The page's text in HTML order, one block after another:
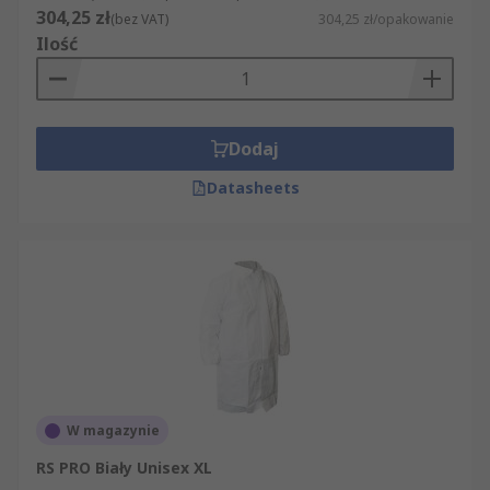
304,25 zł(bez VAT) 304,25 zł/opakowanie
Ilość
Dodaj
Datasheets
W magazynie
RS PRO Biały Unisex XL